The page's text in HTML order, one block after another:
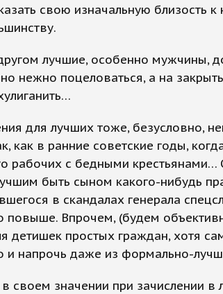
свою изначальную близость
лучшие, особенно мужчины,
нежно поцеловаться, а на
для лучших тоже, безусловно,
как в ранние советские годы,
рабочих с бедными
быть сыном какого-нибудь
в скандалах генерала
повыше. Впрочем, (будем
детишек простых граждан, хотя
и напрочь даже из формально-
своем значении при зачислении в